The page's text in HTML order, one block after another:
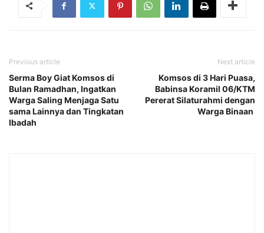
Previous article
Serma Boy Giat Komsos di
Bulan Ramadhan, Ingatkan
Warga Saling Menjaga Satu
sama Lainnya dan Tingkatan
Ibadah
Next article
Komsos di 3 Hari Puasa,
Babinsa Koramil 06/KTM
Pererat Silaturahmi dengan
Warga Binaan